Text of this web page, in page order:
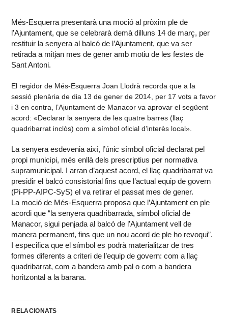
Més-Esquerra presentarà una moció al pròxim ple de
l’Ajuntament, que se celebrarà demà dilluns 14 de març, per
restituir la senyera al balcó de l’Ajuntament, que va ser
retirada a mitjan mes de gener amb motiu de les festes de
Sant Antoni.
El regidor de Més-Esquerra Joan Llodrà recorda que a la
sessió plenària de dia 13 de gener de 2014, per 17 vots a favor
i 3 en contra, l’Ajuntament de Manacor va aprovar el següent
acord: «Declarar la senyera de les quatre barres (llaç
quadribarrat inclòs) com a símbol oficial d’interès local».
La senyera esdevenia així, l’únic símbol oficial declarat pel
propi municipi, més enllà dels prescriptius per normativa
supramunicipal. I arran d’aquest acord, el llaç quadribarrat va
presidir el balcó consistorial fins que l’actual equip de govern
(Pi-PP-AIPC-SyS) el va retirar el passat mes de gener.
La moció de Més-Esquerra proposa que l’Ajuntament en ple
acordi que “la senyera quadribarrada, símbol oficial de
Manacor, sigui penjada al balcó de l’Ajuntament vell de
manera permanent, fins que un nou acord de ple ho revoqui”.
I especifica que el símbol es podrà materialitzar de tres
formes diferents a criteri de l’equip de govern: com a llaç
quadribarrat, com a bandera amb pal o com a bandera
horitzontal a la barana.
RELACIONATS